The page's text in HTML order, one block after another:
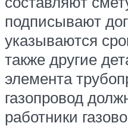
подписывают
указываются
также другие
элемента
газопровод
работники